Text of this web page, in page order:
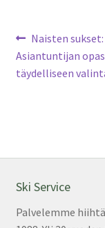
Artikkelien
selaus
Previous
post:
Naisten sukset:
Asiantuntijan opas
täydelliseen
Ski Service
Palvelemme